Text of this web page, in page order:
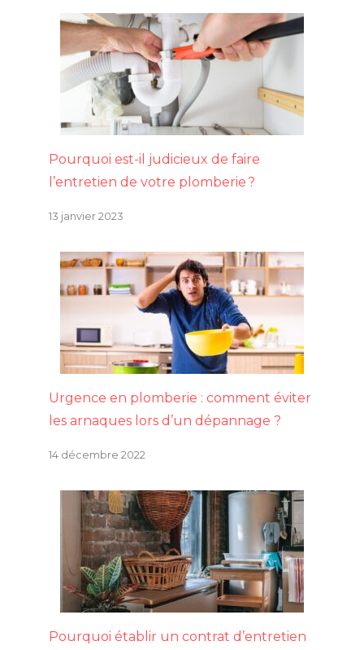
Pourquoi est-il judicieux de faire
l’entretien de votre plomberie ?
13 janvier 2023
Urgence en plomberie : comment éviter
les arnaques lors d’un dépannage ?
14 décembre 2022
Pourquoi établir un contrat d’entretien